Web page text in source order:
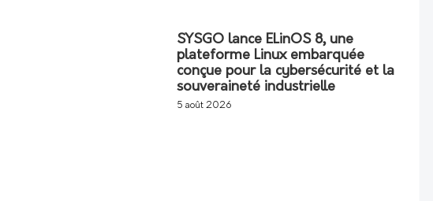
SYSGO lance ELinOS 8, une
plateforme Linux embarquée
conçue pour la cybersécurité et la
souveraineté industrielle
5 août 2026